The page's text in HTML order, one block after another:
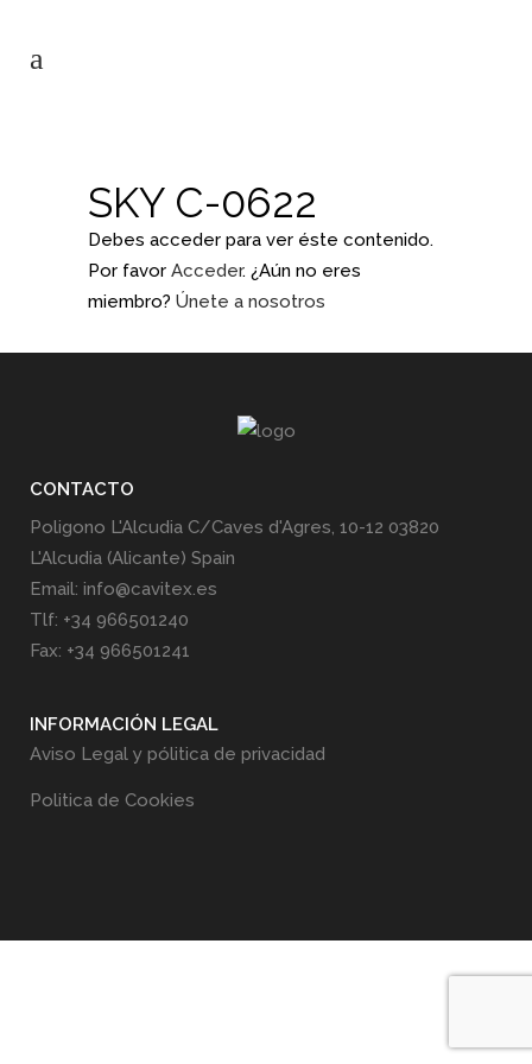
SKY C-0622
Debes acceder para ver éste contenido.
Por favor Acceder. ¿Aún no eres
miembro? Únete a nosotros
CONTACTO
Poligono L'Alcudia C/Caves d'Agres, 10-12 03820
L'Alcudia (Alicante) Spain
Email: info@cavitex.es
Tlf: +34 966501240
Fax: +34 966501241
INFORMACIÓN LEGAL
Aviso Legal y pólitica de privacidad
Politica de Cookies